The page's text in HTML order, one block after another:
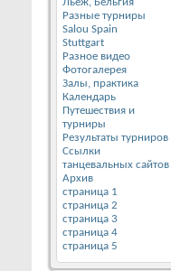
Разные турниры
Salou Spain
Stuttgart
Разное видео
Фотогалерея
Залы, практика
Календарь
Путешествия и
турниры
Результаты турниров
Ссылки
танцевальных сайтов
Архив
страница 1
страница 2
страница 3
страница 4
страница 5